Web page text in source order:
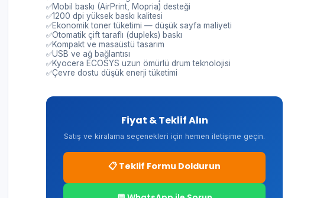
Mobil baskı (AirPrint, Mopria) desteği
1200 dpi yüksek baskı kalitesi
Ekonomik toner tüketimi — düşük sayfa maliyeti
Otomatik çift taraflı (dupleks) baskı
Kompakt ve masaüstü tasarım
USB ve ağ bağlantısı
Kyocera ECOSYS uzun ömürlü drum teknolojisi
Çevre dostu düşük enerji tüketimi
Fiyat & Teklif Alın
Satış ve kiralama seçenekleri için hemen iletişime geçin.
📋 Teklif Formu Doldurun